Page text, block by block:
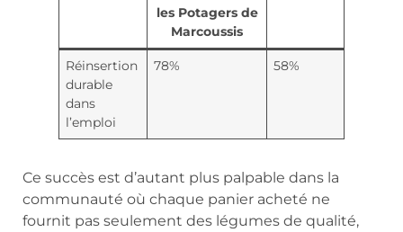
les Potagers de
Marcoussis
Réinsertion
durable
dans
l’emploi
78% 58%
Ce succès est d’autant plus palpable dans la
communauté où chaque panier acheté ne
fournit pas seulement des légumes de qualité,